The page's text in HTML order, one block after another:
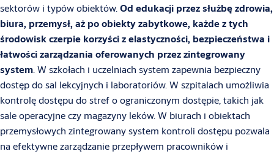
sektorów i typów obiektów.Od edukacji przez służbę zdrowia,
biura, przemysł, aż po obiekty zabytkowe, każde z tych
środowisk czerpie korzyści z elastyczności, bezpieczeństwa i
łatwości zarządzania oferowanych przez zintegrowany
system. W szkołach i uczelniach system zapewnia bezpieczny
dostęp do sal lekcyjnych i laboratoriów. W szpitalach umożliwia
kontrolę dostępu do stref o ograniczonym dostępie, takich jak
sale operacyjne czy magazyny leków. W biurach i obiektach
przemysłowych zintegrowany system kontroli dostępu pozwala
na efektywne zarządzanie przepływem pracowników i